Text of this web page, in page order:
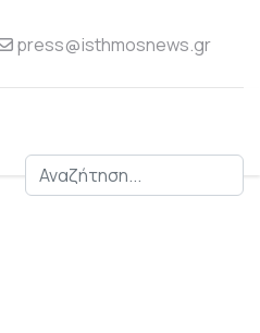
press@isthmosnews.gr
Αναζήτηση